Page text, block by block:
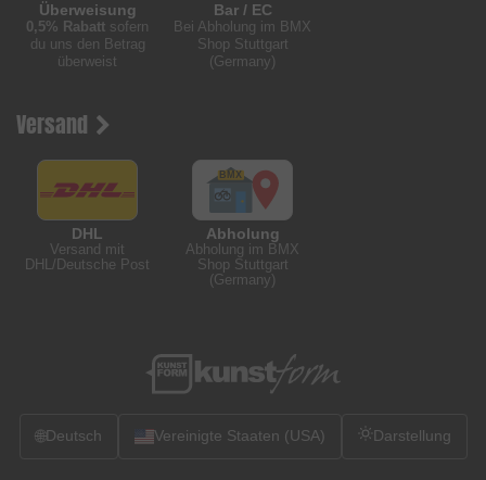
Überweisung
0,5% Rabatt sofern
du uns den Betrag
überweist
Bar / EC
Bei Abholung im BMX
Shop Stuttgart
(Germany)
Versand
DHL
Versand mit
DHL/Deutsche Post
Abholung
Abholung im BMX
Shop Stuttgart
(Germany)
🌐Deutsch Vereinigte Staaten (USA) Darstellung